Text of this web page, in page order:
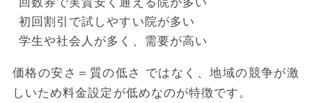
初回割引で試しやすい院が多い
学生や社会人が多く、需要が高い
価格の安さ＝質の低さ ではなく、地域の競争が激
しいため料金設定が低めなのが特徴です。